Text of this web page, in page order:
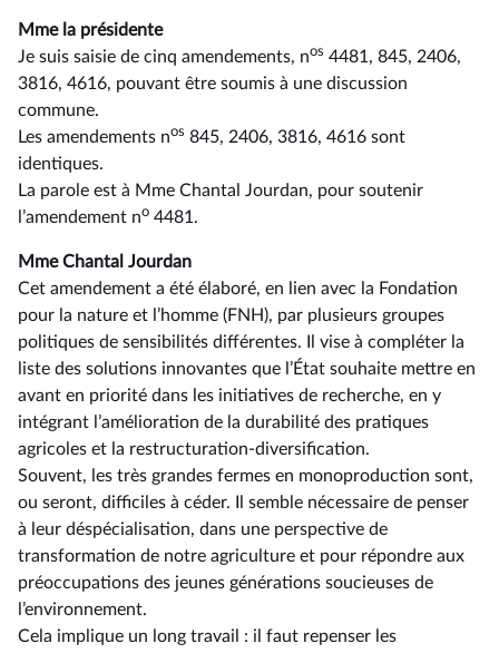
Mme la présidente
Je suis saisie de cinq amendements, nos 4481, 845, 2406,
3816, 4616, pouvant être soumis à une discussion
commune.
Les amendements nos 845, 2406, 3816, 4616 sont
identiques.
La parole est à Mme Chantal Jourdan, pour soutenir
l’amendement no 4481.
Mme Chantal Jourdan
Cet amendement a été élaboré, en lien avec la Fondation
pour la nature et l’homme (FNH), par plusieurs groupes
politiques de sensibilités différentes. Il vise à compléter la
liste des solutions innovantes que l’État souhaite mettre en
avant en priorité dans les initiatives de recherche, en y
intégrant l’amélioration de la durabilité des pratiques
agricoles et la restructuration-diversification.
Souvent, les très grandes fermes en monoproduction sont,
ou seront, difficiles à céder. Il semble nécessaire de penser
à leur déspécialisation, dans une perspective de
transformation de notre agriculture et pour répondre aux
préoccupations des jeunes générations soucieuses de
l’environnement.
Cela implique un long travail : il faut repenser les